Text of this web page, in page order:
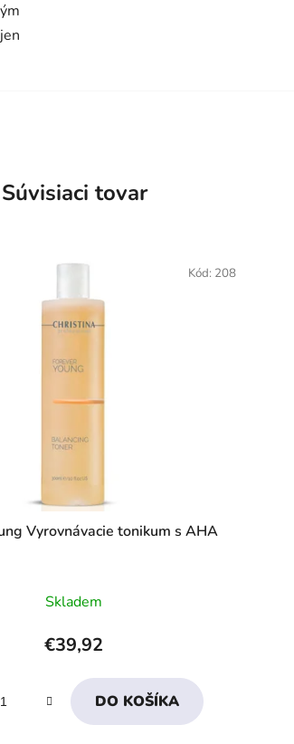
Súvisiaci tovar
Vyrovnávacie tonikum s AHA
hodnotenie
produktu
je
4,3
z
Skladem
€39,92
DO KOŠÍKA
Kód: 208